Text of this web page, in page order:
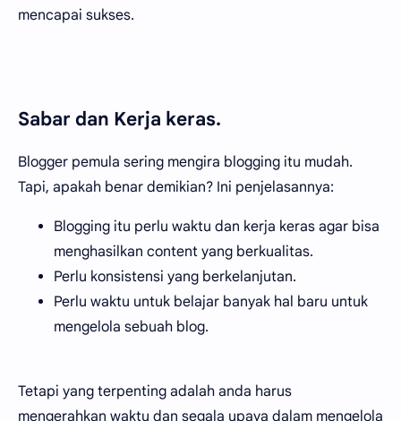
mencapai sukses.
Sabar dan Kerja keras.
Blogger pemula sering mengira blogging itu mudah.
Tapi, apakah benar demikian? Ini penjelasannya:
Blogging itu perlu waktu dan kerja keras agar bisa
menghasilkan content yang berkualitas.
Perlu konsistensi yang berkelanjutan.
Perlu waktu untuk belajar banyak hal baru untuk
mengelola sebuah blog.
Tetapi yang terpenting adalah anda harus
mengerahkan waktu dan segala upaya dalam mengelola